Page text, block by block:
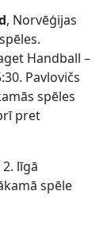
, Norvēģijas
Handball –
Pavlovičs
spēles
pret
līgā
spēle